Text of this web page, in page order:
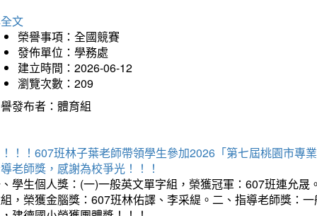
文
榮譽事項：全國競賽
發佈單位：學務處
建立時間：2026-06-12
瀏覽次數：209
發布者：體育組
！！607班林子葉老師帶領學生參加2026「第七屆桃園市專
老師獎，感謝為校爭光！！！
學生個人獎：(一)一般英文單字組，榮獲冠軍：607班連允
，榮獲金腦獎：607班林佑譯、李采緹。二、指導老師獎：